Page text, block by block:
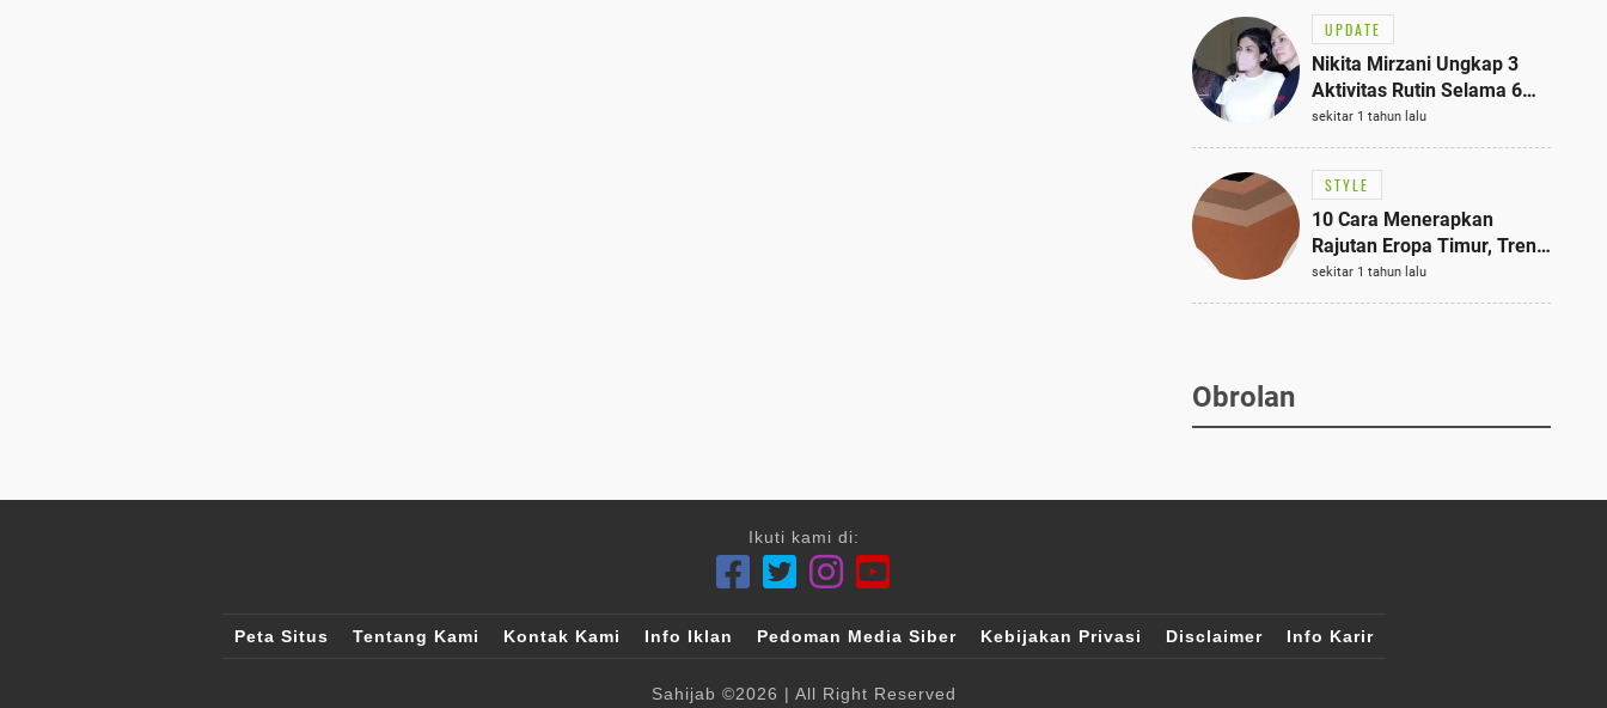
UPDATE
Nikita Mirzani Ungkap 3
Aktivitas Rutin Selama 6
Bulan di Rutan Pondok
Bambu, Terungkap!
sekitar 1 tahun lalu
STYLE
10 Cara Menerapkan
Rajutan Eropa Timur, Tren
Mode Terbaik dan Paling
Dicari 2023
sekitar 1 tahun lalu
Obrolan
Ikuti kami di:
Peta Situs Tentang Kami Kontak Kami Info Iklan Pedoman Media Siber Kebijakan Privasi Disclaimer Info Karir
Sahijab ©2026 | All Right Reserved